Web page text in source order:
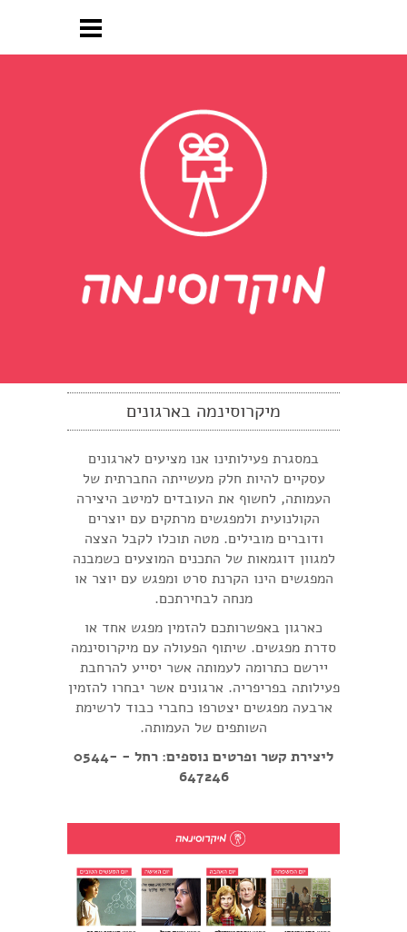
מיקרוסינמה בארגונים
במסגרת פעילותינו אנו מציעים לארגונים
עסקיים להיות חלק מעשייתה החברתית של
העמותה, לחשוף את העובדים למיטב היצירה
הקולנועית ולמפגשים מרתקים עם יוצרים
ודוברים מובילים. מטה תוכלו לקבל הצצה
למגוון דוגמאות של התכנים המוצעים כשמבנה
המפגשים הינו הקרנת סרט ומפגש עם יוצר או
מנחה לבחירתכם.
כארגון באפשרותכם להזמין מפגש אחד או
סדרת מפגשים. שיתוף הפעולה עם מיקרוסינמה
יירשם כתרומה לעמותה אשר יסייע להרחבת
פעילותה בפריפריה. ארגונים אשר יבחרו להזמין
ארבעה מפגשים יצטרפו כחברי כבוד לרשימת
השותפים של העמותה.
ליצירת קשר ופרטים נוספים: רחל - 0544-
647246